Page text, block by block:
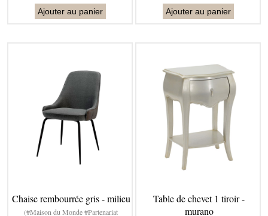
Ajouter au panier Ajouter au panier
Chaise rembourrée gris - milieu
(#Maison du Monde #Partenariat
Table de chevet 1 tiroir -
murano